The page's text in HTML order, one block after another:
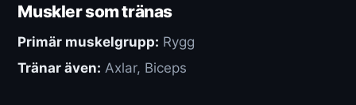
Muskler som tränas
Primär muskelgrupp: Rygg
Tränar även: Axlar, Biceps